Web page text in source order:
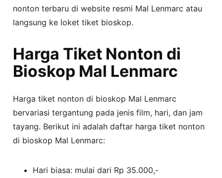
nonton terbaru di website resmi Mal Lenmarc atau
langsung ke loket tiket bioskop.
Harga Tiket Nonton di
Bioskop Mal Lenmarc
Harga tiket nonton di bioskop Mal Lenmarc
bervariasi tergantung pada jenis film, hari, dan jam
tayang. Berikut ini adalah daftar harga tiket nonton
di bioskop Mal Lenmarc:
Hari biasa: mulai dari Rp 35.000,-